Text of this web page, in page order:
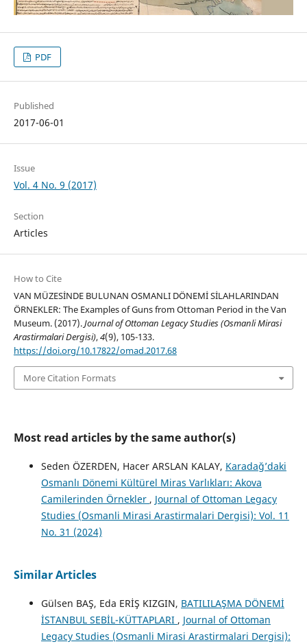
PDF
Published
2017-06-01
Issue
Vol. 4 No. 9 (2017)
Section
Articles
How to Cite
VAN MÜZESİNDE BULUNAN OSMANLI DÖNEMİ SİLAHLARINDAN
ÖRNEKLER: The Examples of Guns from Ottoman Period in the Van
Museum. (2017).Journal of Ottoman Legacy Studies (Osmanli Mirasi
Arastirmalari Dergisi),4(9), 105-133.
https://doi.org/10.17822/omad.2017.68
More Citation Formats
Most read articles by the same author(s)
Seden ÖZERDEN, Hacer ARSLAN KALAY, Karadağ’daki
Osmanlı Dönemi Kültürel Miras Varlıkları: Akova
Camilerinden Örnekler , Journal of Ottoman Legacy
Studies (Osmanli Mirasi Arastirmalari Dergisi): Vol. 11
No. 31 (2024)
Similar Articles
Gülsen BAŞ, Eda ERİŞ KIZGIN, BATILILAŞMA DÖNEMİ
İSTANBUL SEBİL-KÜTTAPLARI , Journal of Ottoman
Legacy Studies (Osmanli Mirasi Arastirmalari Dergisi):